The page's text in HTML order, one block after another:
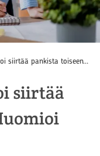
Miten sijoitukset voi siirtää pankista toiseen? Huomioi nämä
siirtää